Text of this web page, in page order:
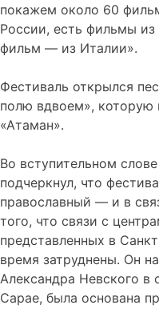
покажем около 60
России, есть фильмы
фильм — из Италии».
Фестиваль открылся
полю вдвоем», которую
«Атаман».
Во вступительном
подчеркнул, что
православный — и в
того, что связи с
представленных в
время затруднены. Он
Александра Невского в
Сарае, была основана